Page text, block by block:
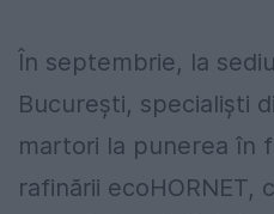
În septembrie, la
Bucureşti, specialişti
martori la punerea în
rafinării ecoHORNET,